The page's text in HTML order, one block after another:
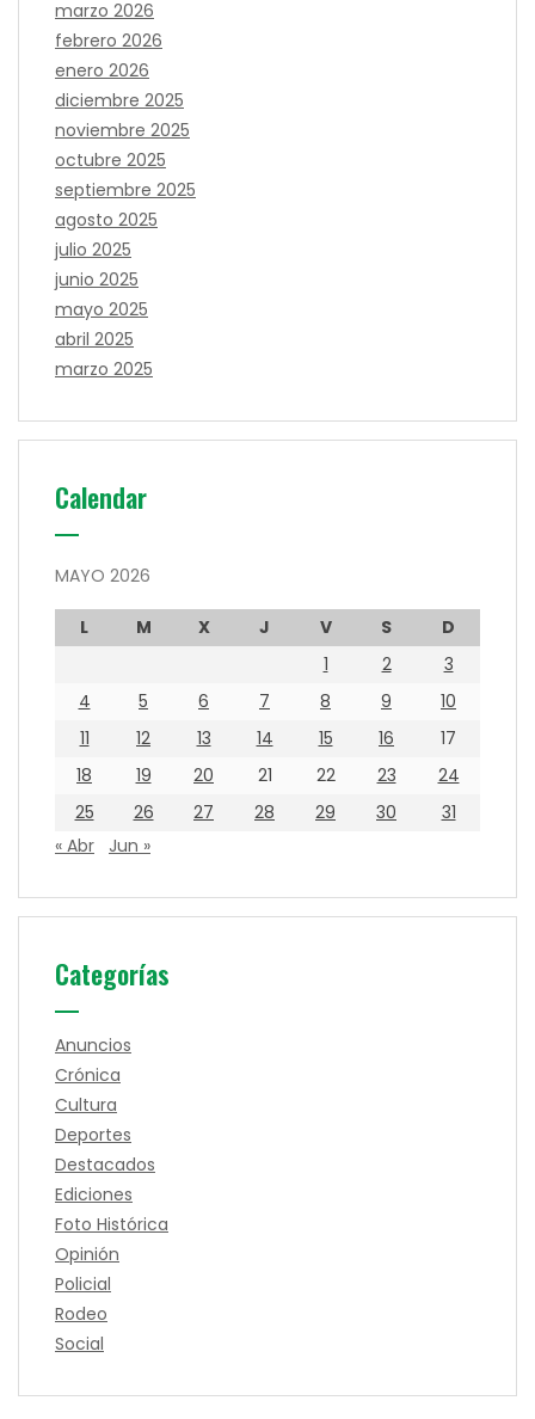
marzo 2026
febrero 2026
enero 2026
diciembre 2025
noviembre 2025
octubre 2025
septiembre 2025
agosto 2025
julio 2025
junio 2025
mayo 2025
abril 2025
marzo 2025
Calendar
MAYO 2026
L M X J V S
D
1
2
3
4
5 6 7 8 9
10
11
12 13 14 15 16
17
18
19 20 21 22 23
24
25
26 27 28 29 30
31
« Abr
Jun »
Categorías
Anuncios
Crónica
Cultura
Deportes
Destacados
Ediciones
Foto Histórica
Opinión
Policial
Rodeo
Social